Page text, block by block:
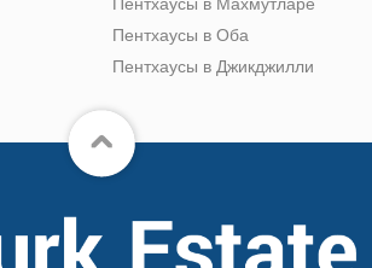
Пентхаусы в Махмутларе
Пентхаусы в Оба
Пентхаусы в Джикджилли